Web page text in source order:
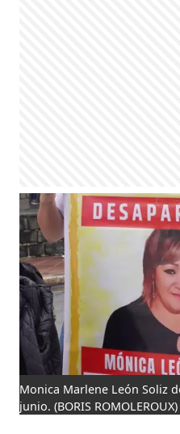
Monica Marlene León Soliz
junio.(BORIS ROMOLEROUX)